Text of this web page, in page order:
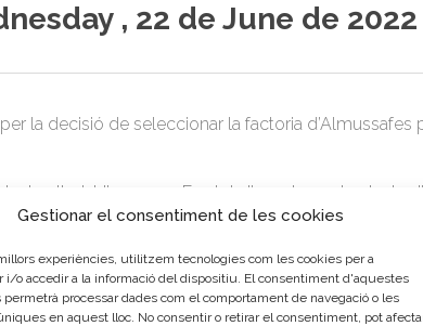
Gestionar el consentiment de les cookies
experiències, utilitzem tecnologies com les cookies per a
i/o accedir a la informació del dispositiu. El consentiment d'aquestes
processar dades com el comportament de navegació o les
en aquest lloc. No consentir o retirar el consentiment, pot
, 22 de June de 2022
la decisió de seleccionar la factoria
traslladat l’empresa Ford de l’aposta per la
font d’innovació, d’atracció de talent i
ens posiciona com el centre de transformació
part d’un sector creador d’ocupació, d’ocupació